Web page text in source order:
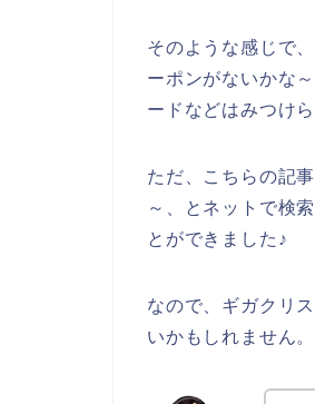
そのような感じで
ーポンがないかな
ードなどはみつけ
ただ、こちらの記
～、とネットで検
とができました♪
なので、ギガクリ
いかもしれません。